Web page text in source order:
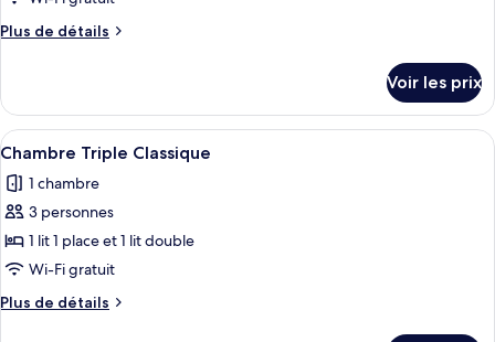
type
de
Chambre
Simple
Standard
Plus de détails
Plus
le
type
de
Chambre
Simple
Voir les prix
Afficher
toutes
les
photos
pour
ce
type
de
Une chambre d’hôtel avec deux
4
Chambre Triple Classique
1 chambre
3 personnes
1 lit 1 place et 1 lit double
Wi-Fi gratuit
Plus de détails
Plus